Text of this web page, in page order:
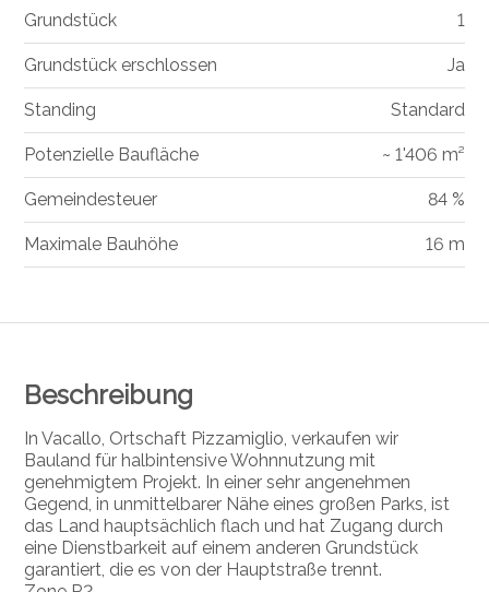
Beschreibung
In Vacallo, Ortschaft Pizzamiglio, verkaufen wir
Bauland für halbintensive Wohnnutzung mit
genehmigtem Projekt. In einer sehr angenehmen
Gegend, in unmittelbarer Nähe eines großen Parks, ist
das Land hauptsächlich flach und hat Zugang durch
eine Dienstbarkeit auf einem anderen Grundstück
garantiert, die es von der Hauptstraße trennt.
Grundstück 1
Grundstück erschlossen Ja
Standing Standard
Potenzielle Baufläche ~ 1'406 m²
Gemeindesteuer 84 %
Maximale Bauhöhe 16 m